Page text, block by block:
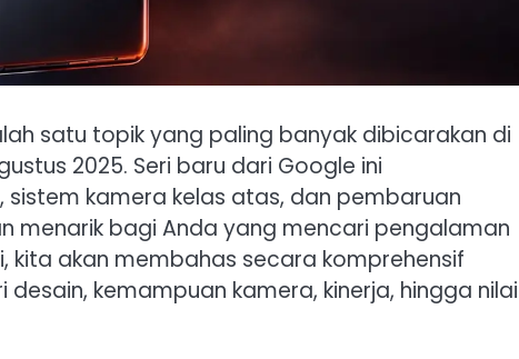
satu topik yang paling banyak dibicarakan di
2025. Seri baru dari Google ini
kamera kelas atas, dan pembaruan
menarik bagi Anda yang mencari pengalaman
kita akan membahas secara komprehensif
kemampuan kamera, kinerja, hingga nilai